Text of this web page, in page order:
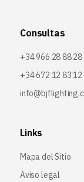
Consultas
+34 966 28 88 28
+34 672 12 83 12
Links
Mapa del Sitio
Aviso legal